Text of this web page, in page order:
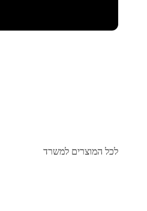
לכל המוצרים למשרד